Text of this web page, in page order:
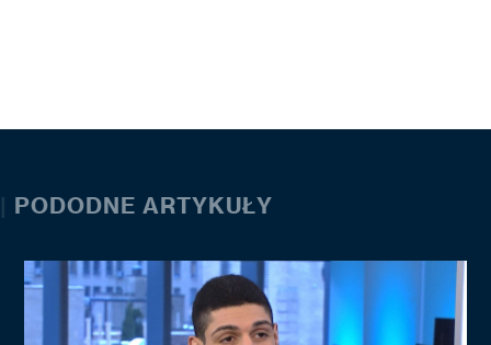
| PODODNE ARTYKUŁY